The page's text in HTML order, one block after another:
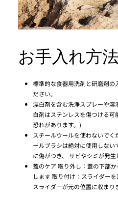
お手入れ方法
標準的な食器用洗剤と研磨剤の
ださい。
漂白剤を含む洗浄スプレーや
白剤はステンレスを傷つける
恐れがあります。)
スチールウールを使わないで
ールブラシは絶対に使用しな
に傷がつき、 サビやシミが発
蓋のケア 取り外し：蓋の下部
します 取り付け：スライダー
スライダーが元の位置に収まり